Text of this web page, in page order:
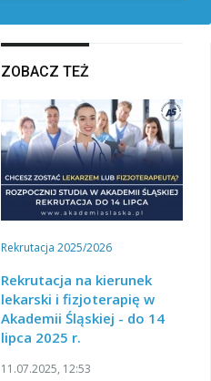
ZOBACZ TEŻ
Rekrutacja 2025/2026
Rekrutacja na kierunek
lekarski i fizjoterapię w
Akademii Śląskiej - do 14
lipca 2025 r.
11.07.2025, 12:53